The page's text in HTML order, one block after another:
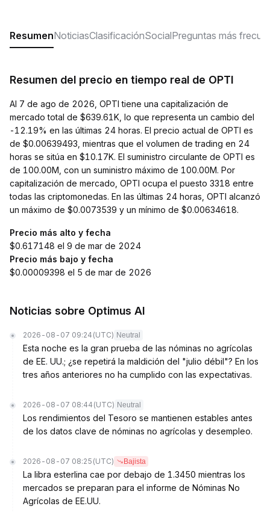
ResumenNoticiasClasificaciónSocialPreguntas más
Resumen del precio en tiempo real de OPTI
Al 7 de ago de 2026, OPTI tiene una capitalización de
mercado total de $639.61K, lo que representa un cambio del
-12.19% en las últimas 24 horas. El precio actual de OPTI es
de $0.00639493, mientras que el volumen de trading en 24
horas se sitúa en $10.17K. El suministro circulante de OPTI es
de 100.00M, con un suministro máximo de 100.00M. Por
capitalización de mercado, OPTI ocupa el puesto 3318 entre
todas las criptomonedas. En las últimas 24 horas, OPTI alcanzó
un máximo de $0.0073539 y un mínimo de $0.00634618.
Precio más alto y fecha
$0.617148 el 9 de mar de 2024
Precio más bajo y fecha
$0.00009398 el 5 de mar de 2026
Noticias sobre Optimus AI
2026-08-07 09:24 (UTC) Neutral
Esta noche es la gran prueba de las nóminas no agrícolas
de EE. UU.; ¿se repetirá la maldición del "julio débil"? En los
tres años anteriores no ha cumplido con las expectativas.
2026-08-07 08:44 (UTC) Neutral
Los rendimientos del Tesoro se mantienen estables antes
de los datos clave de nóminas no agrícolas y desempleo.
2026-08-07 08:25 (UTC) Bajista
La libra esterlina cae por debajo de 1.3450 mientras los
mercados se preparan para el informe de Nóminas No
Agrícolas de EE.UU.